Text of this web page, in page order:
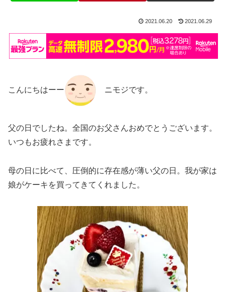
2021.06.20 2021.06.29
こんにちはーー ニモジです。
父の日でしたね。全国のお父さんおめでとうございます。
いつもお疲れさまです。
母の日に比べて、圧倒的に存在感が薄い父の日。我が家は
娘がケーキを買ってきてくれました。